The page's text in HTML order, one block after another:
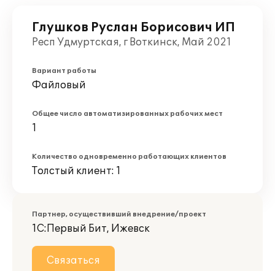
Глушков Руслан Борисович ИП
Респ Удмуртская, г Воткинск, Май 2021
Вариант работы
Файловый
Общее число автоматизированных рабочих мест
1
Количество одновременно работающих клиентов
Толстый клиент: 1
Партнер, осуществивший внедрение/проект
1С:Первый Бит, Ижевск
Связаться